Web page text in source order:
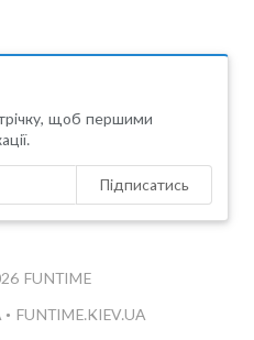
щоб першими
Підписатись
FUNTIME
• FUNTIME.KIEV.UA